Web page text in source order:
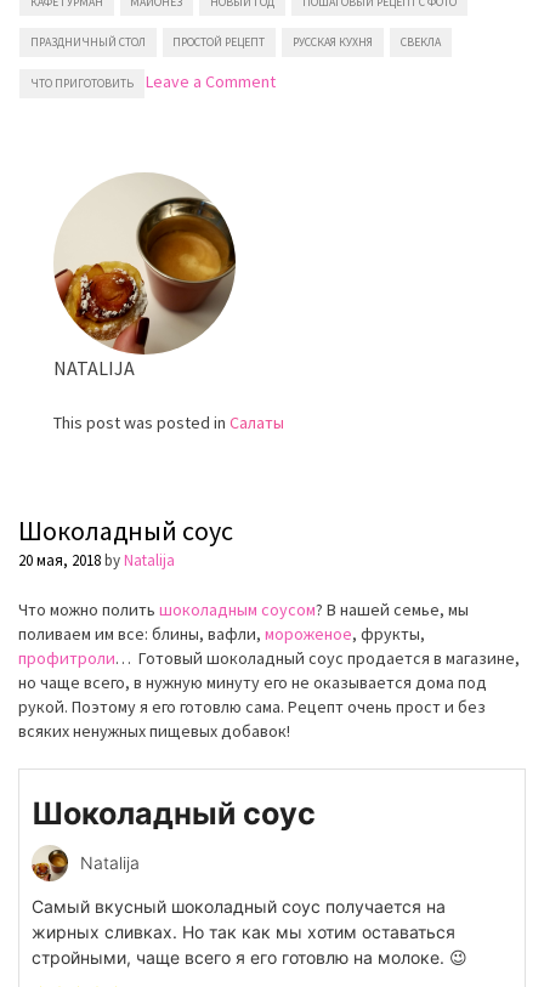
ПРАЗДНИЧНЫЙ СТОЛ ПРОСТОЙ РЕЦЕПТ РУССКАЯ КУХНЯ СВЕКЛА
ЧТО ПРИГОТОВИТЬ Leave a Commenton
NATALIJA
This post was posted in Салаты
Шоколадный соус
20 мая, 2018byNatalija
Что можно полить шоколадным соусом? В нашей семье, мы
поливаем им все: блины, вафли, мороженое, фрукты,
профитроли… Готовый шоколадный соус продается в магазине,
но чаще всего, в нужную минуту его не оказывается дома под
рукой. Поэтому я его готовлю сама. Рецепт очень прост и без
всяких ненужных пищевых добавок!
Шоколадный соус
Natalija
Самый вкусный шоколадный соус получается на
жирных сливках. Но так как мы хотим оставаться
стройными, чаще всего я его готовлю на молоке. 😉